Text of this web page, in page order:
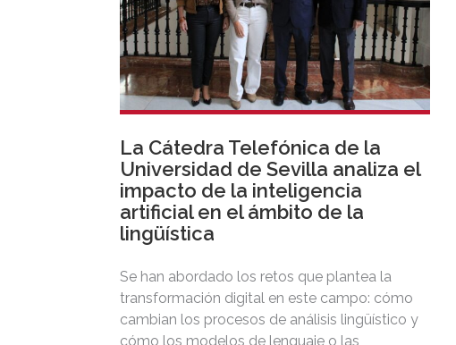
La Cátedra Telefónica de la
Universidad de Sevilla analiza el
impacto de la inteligencia
artificial en el ámbito de la
lingüística
Se han abordado los retos que plantea la
transformación digital en este campo: cómo
cambian los procesos de análisis lingüístico y
cómo los modelos de lenguaje o las